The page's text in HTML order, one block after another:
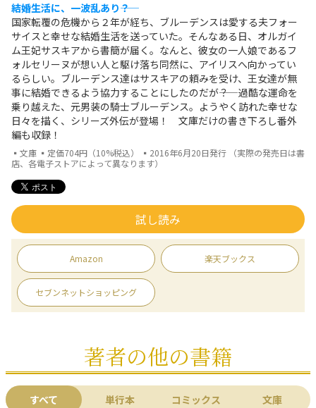
結婚生活に、一波乱あり――？
国家転覆の危機から２年が経ち、ブルーデンスは愛する夫フォー
サイスと幸せな結婚生活を送っていた。そんなある日、オルガイ
ム王妃サスキアから書簡が届く。なんと、彼女の一人娘であるフ
ォルセリーヌが想い人と駆け落ち同然に、アイリスへ向かってい
るらしい。ブルーデンス達はサスキアの頼みを受け、王女達が無
事に結婚できるよう協力することにしたのだが――？ 過酷な運命を
乗り越えた、元男装の騎士ブルーデンス。ようやく訪れた幸せな
日々を描く、シリーズ外伝が登場！ 文庫だけの書き下ろし番外
編も収録！
▪文庫 ▪定価704円（10%税込） ▪2016年6月20日発行 （実際の発売日は書
店、各電子ストアによって異なります）
試し読み
Amazon 楽天ブックス
セブンネットショッピング
著者の他の書籍
すべて 単行本 コミックス 文庫